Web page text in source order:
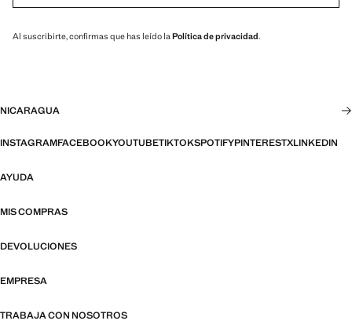
Al suscribirte, confirmas que has leído laPolítica de privacidad.
NICARAGUA
INSTAGRAMFACEBOOKYOUTUBETIKTOKSPOTIFYPINTERESTXLINKEDIN
AYUDA
MIS COMPRAS
DEVOLUCIONES
EMPRESA
TRABAJA CON NOSOTROS